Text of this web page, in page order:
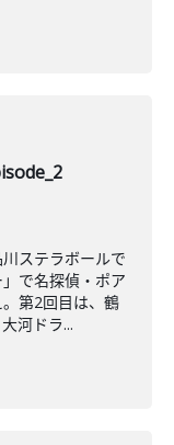
ステラボールで
で名探偵・ポア
第2回目は、鶴
河ドラ...